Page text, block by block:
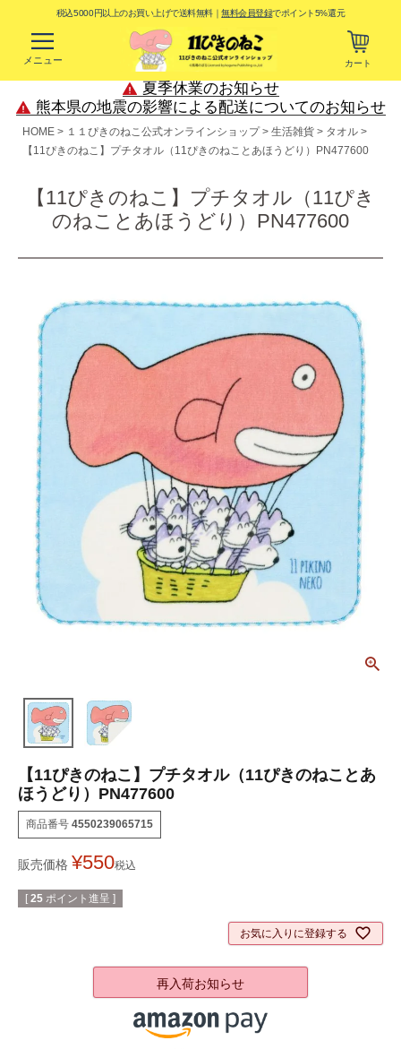
税込5000円以上のお買い上げで送料無料｜無料会員登録でポイント5%還元
メニュー カート
夏季休業のお知らせ
熊本県の地震の影響による配送についてのお知らせ
HOME １１ぴきのねこ公式オンラインショップ 生活雑貨
タオル
【11ぴきのねこ】プチタオル（11ぴきのねことあほうどり）PN477600
【11ぴきのねこ】プチタオル（11ぴき
のねことあほうどり）PN477600
【11ぴきのねこ】プチタオル（11ぴきのねことあ
ほうどり）PN477600
商品番号 4550239065715
販売価格 ¥550税込
[ 25 ポイント進呈 ]
お気に入りに登録する
再入荷お知らせ